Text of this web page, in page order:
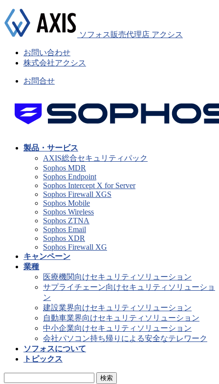
ソフォス販売代理店 アクシス
お問い合わせ
株式会社アクシス
お問合せ
製品・サービス
AXIS総合セキュリティパック
Sophos MDR
Sophos Endpoint
Sophos Intercept X for Server
Sophos Firewall XGS
Sophos Mobile
Sophos Wireless
Sophos ZTNA
Sophos Email
Sophos XDR
Sophos Firewall XG
キャンペーン
業種
医療機関向けセキュリティソリューション
サプライチェーン向けセキュリティソリューショ
ン
建設業界向けセキュリティソリューション
自動車業界向けセキュリティソリューション
中小企業向けセキュリティソリューション
会社パソコン持ち帰りによる安全なテレワーク
ソフォスについて
トピックス